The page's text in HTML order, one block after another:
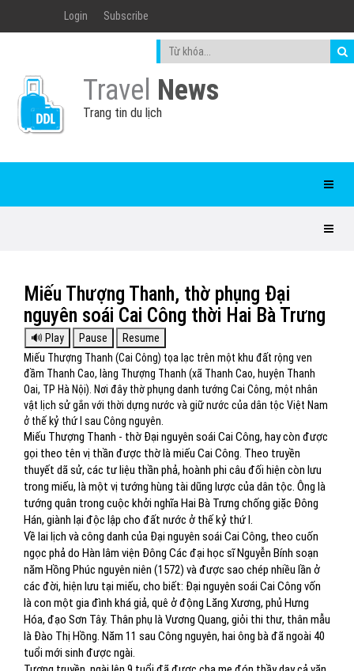
Login Subscribe
Travel News
Trang tin du lịch
Miếu Thượng Thanh, thờ phụng Đại
nguyên soái Cai Công thời Hai Bà Trưng
Miếu Thượng Thanh (Cai Công) tọa lạc trên một khu đất rộng ven
đầm Thanh Cao, làng Thượng Thanh (xã Thanh Cao, huyện Thanh
Oai, TP Hà Nội). Nơi đây thờ phụng danh tướng Cai Công, một nhân
vật lịch sử gắn với thời dựng nước và giữ nước của dân tộc Việt Nam
ở thế kỷ thứ I sau Công nguyên.
Miếu Thượng Thanh - thờ Đại nguyên soái Cai Công, hay còn được
gọi theo tên vị thần được thờ là miếu Cai Công. Theo truyền
thuyết dã sử, các tư liệu thần phả, hoành phi câu đối hiện còn lưu
trong miếu, là một vị tướng hùng tài dũng lược của dân tộc. Ông là
tướng quân trong cuộc khởi nghĩa Hai Bà Trưng chống giặc Đông
Hán, giành lại độc lập cho đất nước ở thế kỷ thứ I.
Về lai lịch và công danh của Đại nguyên soái Cai Công, theo cuốn
ngọc phả do Hàn lâm viện Đông Các đại học sĩ Nguyễn Bính soạn
năm Hồng Phúc nguyên niên (1572) và được sao chép nhiều lần ở
các đời, hiện lưu tại miếu, cho biết: Đại nguyên soái Cai Công vốn
là con một gia đình khá giả, quê ở động Lăng Xương, phủ Hưng
Hóa, đạo Sơn Tây. Thân phụ là Vương Quang, giỏi thi thư, thân mẫu
là Đào Thị Hồng. Năm 11 sau Công nguyên, hai ông bà đã ngoài 40
tuổi mới sinh được ngài.